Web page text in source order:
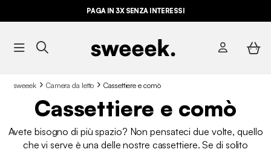
PAGA IN 3X SENZA INTERESSI
sweeek Camera da letto Cassettiere e comò
Cassettiere e comò
Avete bisogno di più spazio? Non pensateci due volte, quello
che vi serve è una delle nostre cassettiere. Se di solito